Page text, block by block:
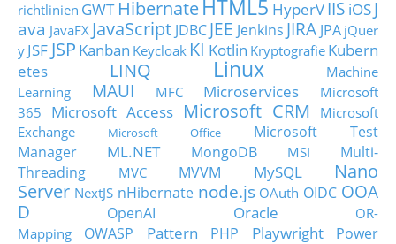
richtlinien GWT HibernateHTML5 HyperVIIS iOSJ
ava JavaFX JavaScript JDBC JEE Jenkins JIRA JPA jQuer
y JSF JSP Kanban Keycloak KI Kotlin Kryptografie Kubern
etes
LINQ Linux
Machine
Learning
MAUI MFC Microservices
Microsoft
365
Microsoft Access Microsoft CRM
Microsoft
Exchange
Microsoft Office
Microsoft Test
Manager
ML.NET MongoDB MSI
Multi-
Threading
MVC MVVM MySQL
Nano
Server NextJS nHibernate node.js OAuth OIDC OOA
D
OpenAI Oracle
OR-
Mapping
OWASP Pattern PHP Playwright
Power